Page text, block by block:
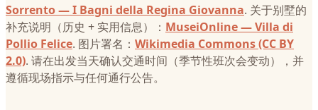
Sorrento — I Bagni della Regina Giovanna. 关于别墅的
补充说明（历史 + 实用信息）： MuseiOnline — Villa di
Pollio Felice. 图片署名： Wikimedia Commons (CC BY
2.0). 请在出发当天确认交通时间（季节性班次会变动），并
遵循现场指示与任何通行公告。